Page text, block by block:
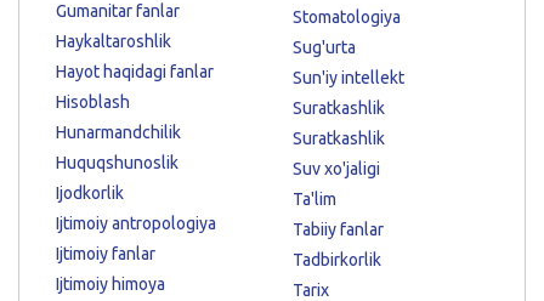
Gumanitar fanlar
Haykaltaroshlik
Hayot haqidagi fanlar
Hisoblash
Hunarmandchilik
Huquqshunoslik
Ijodkorlik
Ijtimoiy antropologiya
Ijtimoiy fanlar
Ijtimoiy himoya
Stomatologiya
Sug'urta
Sun'iy intellekt
Suratkashlik
Suratkashlik
Suv xo'jaligi
Ta'lim
Tabiiy fanlar
Tadbirkorlik
Tarix